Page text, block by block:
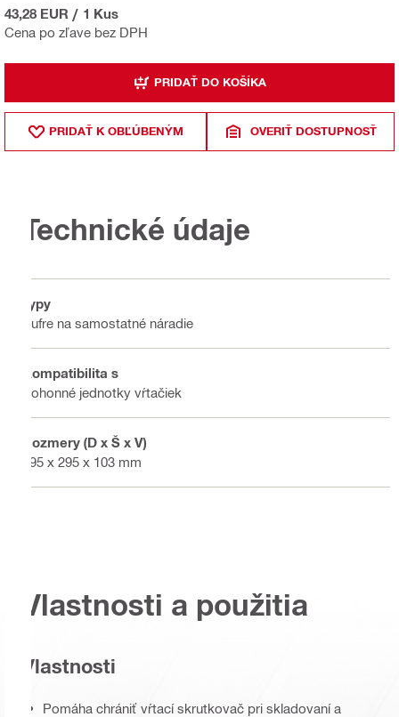
Cena po zľave bez DPH
43,28 EUR / 1 Kus
PRIDAŤ DO KOŠÍKA
PRIDAŤ K OBĽÚBENÝM OVERIŤ DOSTUPNOSŤ
Technické údaje
Typy
Kufre na samostatné náradie
Kompatibilita s
Pohonné jednotky vŕtačiek
Rozmery (D x Š x V)
395 x 295 x 103 mm
Vlastnosti a použitia
Vlastnosti
Pomáha chrániť vŕtací skrutkovač pri skladovaní a